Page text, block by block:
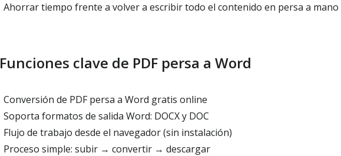
Ahorrar tiempo frente a volver a escribir todo el contenido en persa a mano
Funciones clave de PDF persa a Word
Conversión de PDF persa a Word gratis online
Soporta formatos de salida Word: DOCX y DOC
Flujo de trabajo desde el navegador (sin instalación)
Proceso simple: subir → convertir → descargar